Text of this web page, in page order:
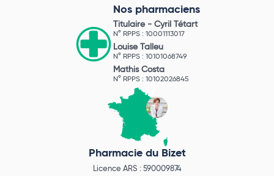
Nos pharmaciens
Titulaire - Cyril Tétart
N° RPPS : 10001113017
Louise Talleu
N° RPPS : 10101068749
Mathis Costa
N° RPPS : 10102026845
Pharmacie du Bizet
Licence ARS : 590009874